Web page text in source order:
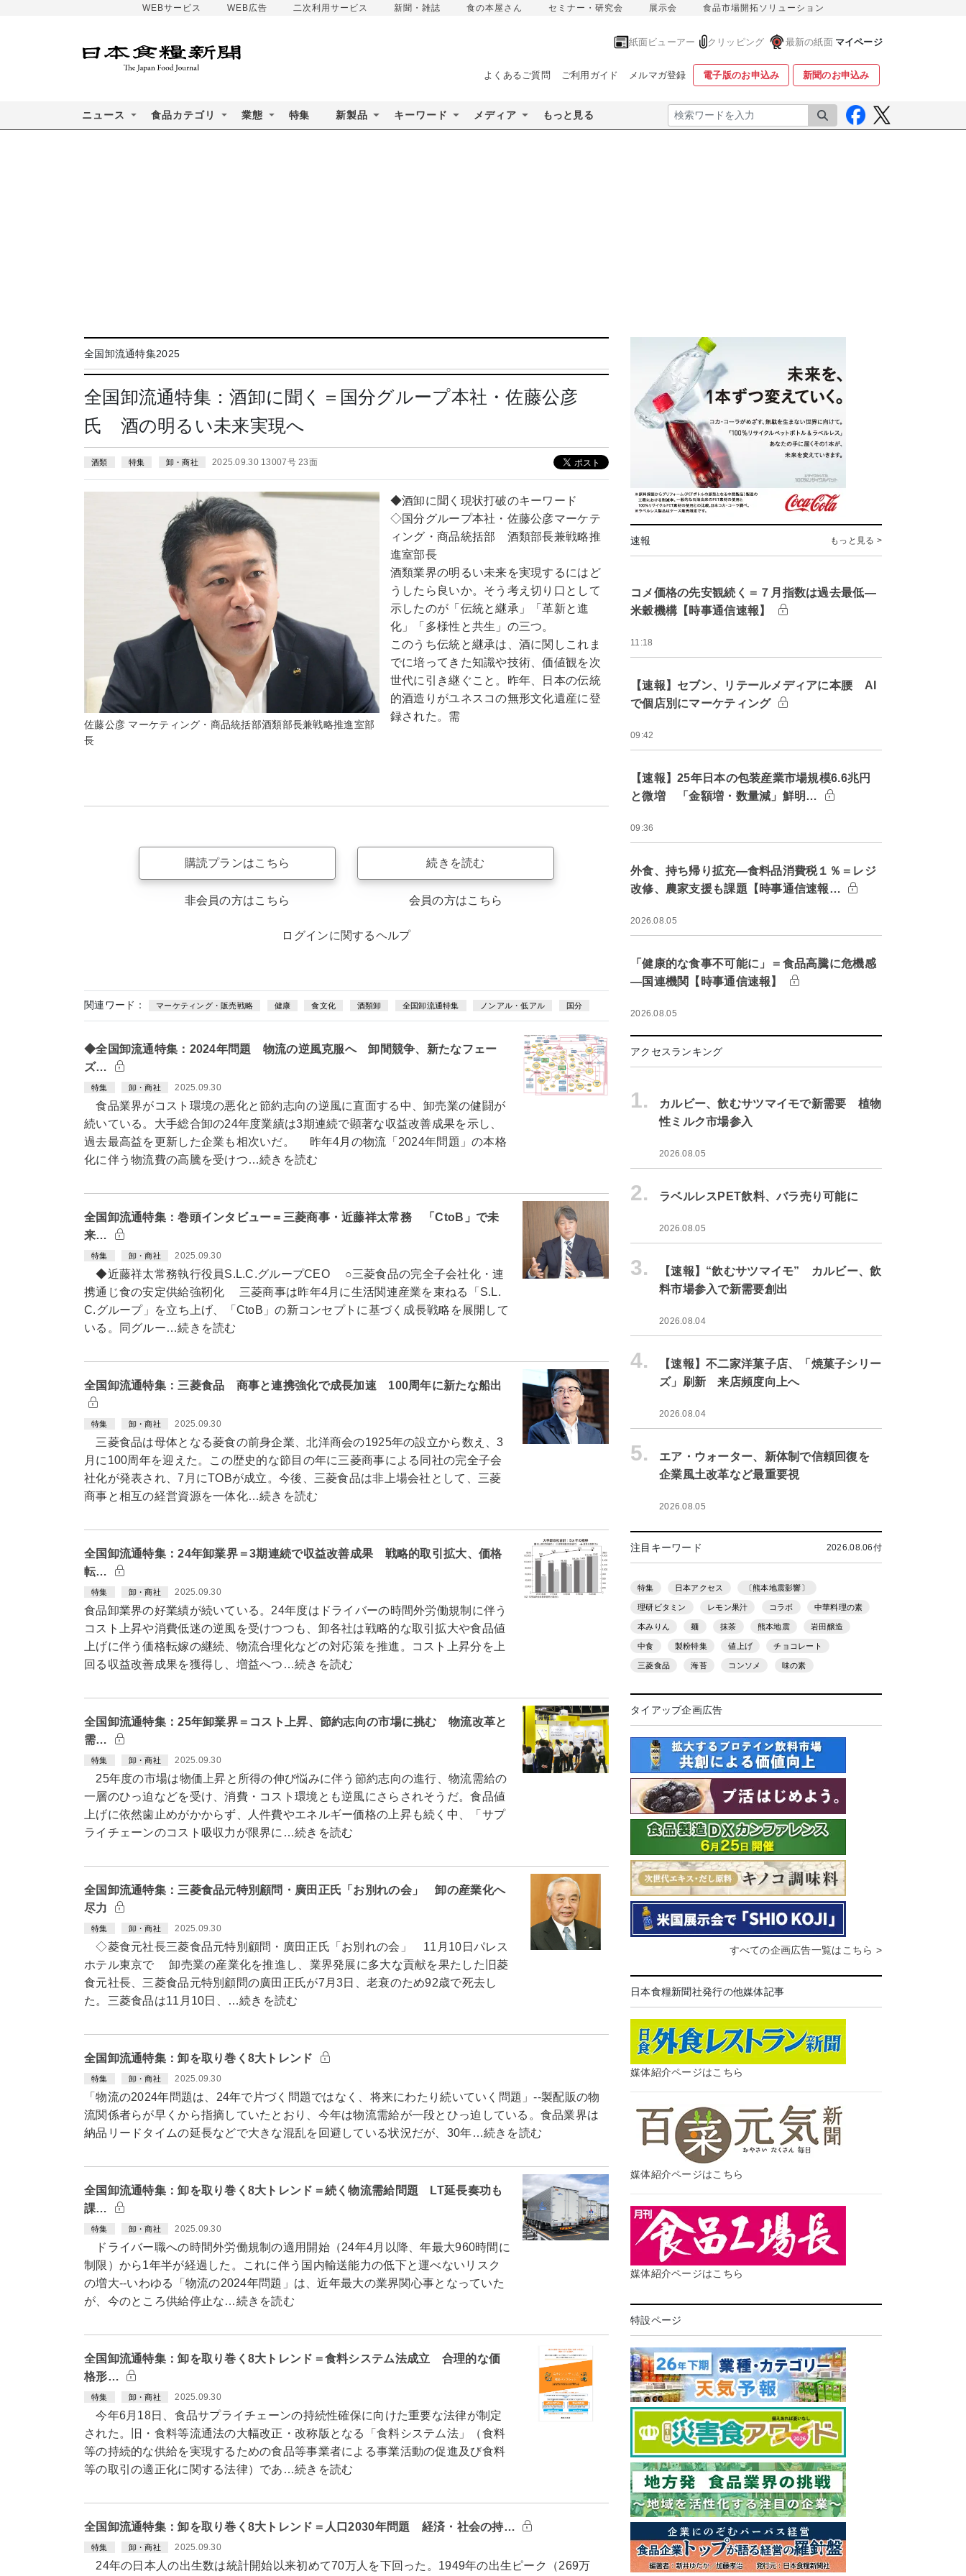
WEBサービス WEB広告 二次利用サービス 新聞・雑誌 食の本屋さん セミナー・研究会 展示会 食品市場開拓ソリューション
紙面ビューアー クリッピング 最新の紙面 マイページ
よくあるご質問 ご利用ガイド メルマガ登録 電子版のお申込み 新聞のお申込み
ニュース 食品カテゴリ 業態 特集 新製品 キーワード メディア もっと見る 検索
全国卸流通特集2025
全国卸流通特集：酒卸に聞く＝国分グループ本社・佐藤公彦
氏 酒の明るい未来実現へ
酒類 特集 卸・商社 2025.09.30 13007号 23面
佐藤公彦 マーケティング・商品統括部酒類部長兼戦略推進室部
長
◆酒卸に聞く現状打破のキーワード
◇国分グループ本社・佐藤公彦マーケテ
ィング・商品統括部 酒類部長兼戦略推
進室部長
酒類業界の明るい未来を実現するにはど
うしたら良いか。そう考え切り口として
示したのが「伝統と継承」「革新と進
化」「多様性と共生」の三つ。
このうち伝統と継承は、酒に関しこれま
でに培ってきた知識や技術、価値観を次
世代に引き継ぐこと。昨年、日本の伝統
的酒造りがユネスコの無形文化遺産に登
録された。需
購読プランはこちら
非会員の方はこちら
続きを読む
会員の方はこちら
ログインに関するヘルプ
関連ワード： マーケティング・販売戦略 健康 食文化 酒類卸 全国卸流通特集 ノンアル・低アル 国分
◆全国卸流通特集：2024年問題 物流の逆風克服へ 卸間競争、新たなフェー
ズ…
特集 卸・商社 2025.09.30
食品業界がコスト環境の悪化と節約志向の逆風に直面する中、卸売業の健闘が
続いている。大手総合卸の24年度業績は3期連続で顕著な収益改善成果を示し、
過去最高益を更新した企業も相次いだ。 昨年4月の物流「2024年問題」の本格
化に伴う物流費の高騰を受けつ…続きを読む
全国卸流通特集：巻頭インタビュー＝三菱商事・近藤祥太常務 「CtoB」で未
来…
特集 卸・商社 2025.09.30
◆近藤祥太常務執行役員S.L.C.グループCEO ○三菱食品の完全子会社化・連
携通じ食の安定供給強靭化 三菱商事は昨年4月に生活関連産業を束ねる「S.L.
C.グループ」を立ち上げ、「CtoB」の新コンセプトに基づく成長戦略を展開して
いる。同グルー…続きを読む
全国卸流通特集：三菱食品 商事と連携強化で成長加速 100周年に新たな船出
特集 卸・商社 2025.09.30
三菱食品は母体となる菱食の前身企業、北洋商会の1925年の設立から数え、3
月に100周年を迎えた。この歴史的な節目の年に三菱商事による同社の完全子会
社化が発表され、7月にTOBが成立。今後、三菱食品は非上場会社として、三菱
商事と相互の経営資源を一体化…続きを読む
全国卸流通特集：24年卸業界＝3期連続で収益改善成果 戦略的取引拡大、価格
転…
特集 卸・商社 2025.09.30
食品卸業界の好業績が続いている。24年度はドライバーの時間外労働規制に伴う
コスト上昇や消費低迷の逆風を受けつつも、卸各社は戦略的な取引拡大や食品値
上げに伴う価格転嫁の継続、物流合理化などの対応策を推進。コスト上昇分を上
回る収益改善成果を獲得し、増益へつ…続きを読む
全国卸流通特集：25年卸業界＝コスト上昇、節約志向の市場に挑む 物流改革と
需…
特集 卸・商社 2025.09.30
25年度の市場は物価上昇と所得の伸び悩みに伴う節約志向の進行、物流需給の
一層のひっ迫などを受け、消費・コスト環境とも逆風にさらされそうだ。食品値
上げに依然歯止めがかからず、人件費やエネルギー価格の上昇も続く中、「サプ
ライチェーンのコスト吸収力が限界に…続きを読む
全国卸流通特集：三菱食品元特別顧問・廣田正氏「お別れの会」 卸の産業化へ
尽力
特集 卸・商社 2025.09.30
◇菱食元社長三菱食品元特別顧問・廣田正氏「お別れの会」 11月10日パレス
ホテル東京で 卸売業の産業化を推進し、業界発展に多大な貢献を果たした旧菱
食元社長、三菱食品元特別顧問の廣田正氏が7月3日、老衰のため92歳で死去し
た。三菱食品は11月10日、…続きを読む
全国卸流通特集：卸を取り巻く8大トレンド
特集 卸・商社 2025.09.30
「物流の2024年問題は、24年で片づく問題ではなく、将来にわたり続いていく問題」--製配販の物
流関係者らが早くから指摘していたとおり、今年は物流需給が一段とひっ迫している。食品業界は
納品リードタイムの延長などで大きな混乱を回避している状況だが、30年…続きを読む
全国卸流通特集：卸を取り巻く8大トレンド＝続く物流需給問題 LT延長奏功も
課…
特集 卸・商社 2025.09.30
ドライバー職への時間外労働規制の適用開始（24年4月以降、年最大960時間に
制限）から1年半が経過した。これに伴う国内輸送能力の低下と運べないリスク
の増大--いわゆる「物流の2024年問題」は、近年最大の業界関心事となっていた
が、今のところ供給停止な…続きを読む
全国卸流通特集：卸を取り巻く8大トレンド＝食料システム法成立 合理的な価
格形…
特集 卸・商社 2025.09.30
今年6月18日、食品サプライチェーンの持続性確保に向けた重要な法律が制定
された。旧・食料等流通法の大幅改正・改称版となる「食料システム法」（食料
等の持続的な供給を実現するための食品等事業者による事業活動の促進及び食料
等の取引の適正化に関する法律）であ…続きを読む
全国卸流通特集：卸を取り巻く8大トレンド＝人口2030年問題 経済・社会の持…
特集 卸・商社 2025.09.30
24年の日本人の出生数は統計開始以来初めて70万人を下回った。1949年の出生ピーク（269万
速報 もっと見る >
コメ価格の先安観続く＝７月指数は過去最低―
米穀機構【時事通信速報】
11:18
【速報】セブン、リテールメディアに本腰 AI
で個店別にマーケティング
09:42
【速報】25年日本の包装産業市場規模6.6兆円
と微増 「金額増・数量減」鮮明…
09:36
外食、持ち帰り拡充―食料品消費税１％＝レジ
改修、農家支援も課題【時事通信速報…
2026.08.05
「健康的な食事不可能に」＝食品高騰に危機感
―国連機関【時事通信速報】
2026.08.05
アクセスランキング
1.
カルビー、飲むサツマイモで新需要 植物
性ミルク市場参入
2026.08.05
2. ラベルレスPET飲料、バラ売り可能に
2026.08.05
3.
【速報】“飲むサツマイモ” カルビー、飲
料市場参入で新需要創出
2026.08.04
4.
【速報】不二家洋菓子店、「焼菓子シリー
ズ」刷新 来店頻度向上へ
2026.08.04
5.
エア・ウォーター、新体制で信頼回復を
企業風土改革など最重要視
2026.08.05
注目キーワード 2026.08.06付
特集 日本アクセス 〔熊本地震影響〕
理研ビタミン レモン果汁 コラボ 中華料理の素
本みりん 麺 抹茶 熊本地震 岩田醸造
中食 製粉特集 値上げ チョコレート
三菱食品 海苔 コンソメ 味の素
タイアップ企画広告
すべての企画広告一覧はこちら >
日本食糧新聞社発行の他媒体記事
媒体紹介ページはこちら
媒体紹介ページはこちら
媒体紹介ページはこちら
特設ページ